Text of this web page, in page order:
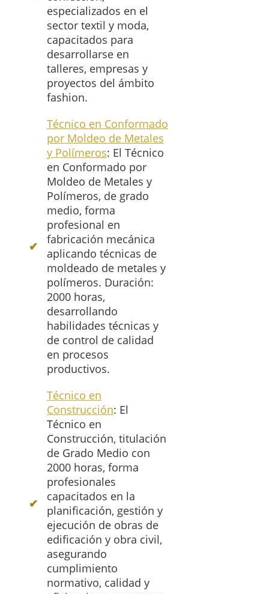
especializados en el
sector textil y moda,
capacitados para
desarrollarse en
talleres, empresas y
proyectos del ámbito
fashion.
Técnico en Conformado
por Moldeo de Metales
y Polímeros: El Técnico
en Conformado por
Moldeo de Metales y
Polímeros, de grado
medio, forma
profesional en
fabricación mecánica
aplicando técnicas de
moldeado de metales y
polímeros. Duración:
2000 horas,
desarrollando
habilidades técnicas y
de control de calidad
en procesos
productivos.
Técnico en
Construcción: El
Técnico en
Construcción, titulación
de Grado Medio con
2000 horas, forma
profesionales
capacitados en la
planificación, gestión y
ejecución de obras de
edificación y obra civil,
asegurando
cumplimiento
normativo, calidad y